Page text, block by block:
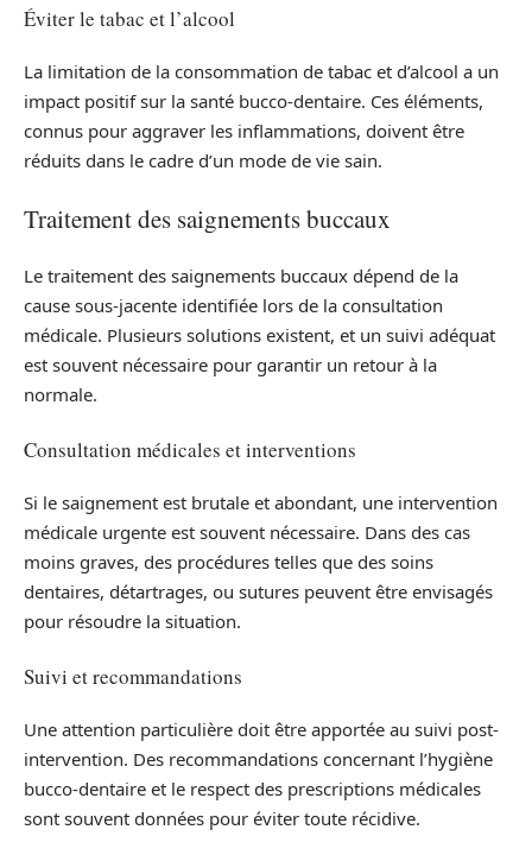
Éviter le tabac et l’alcool
La limitation de la consommation de tabac et d’alcool a un
impact positif sur la santé bucco-dentaire. Ces éléments,
connus pour aggraver les inflammations, doivent être
réduits dans le cadre d’un mode de vie sain.
Traitement des saignements buccaux
Le traitement des saignements buccaux dépend de la
cause sous-jacente identifiée lors de la consultation
médicale. Plusieurs solutions existent, et un suivi adéquat
est souvent nécessaire pour garantir un retour à la
normale.
Consultation médicales et interventions
Si le saignement est brutale et abondant, une intervention
médicale urgente est souvent nécessaire. Dans des cas
moins graves, des procédures telles que des soins
dentaires, détartrages, ou sutures peuvent être envisagés
pour résoudre la situation.
Suivi et recommandations
Une attention particulière doit être apportée au suivi post-
intervention. Des recommandations concernant l’hygiène
bucco-dentaire et le respect des prescriptions médicales
sont souvent données pour éviter toute récidive.